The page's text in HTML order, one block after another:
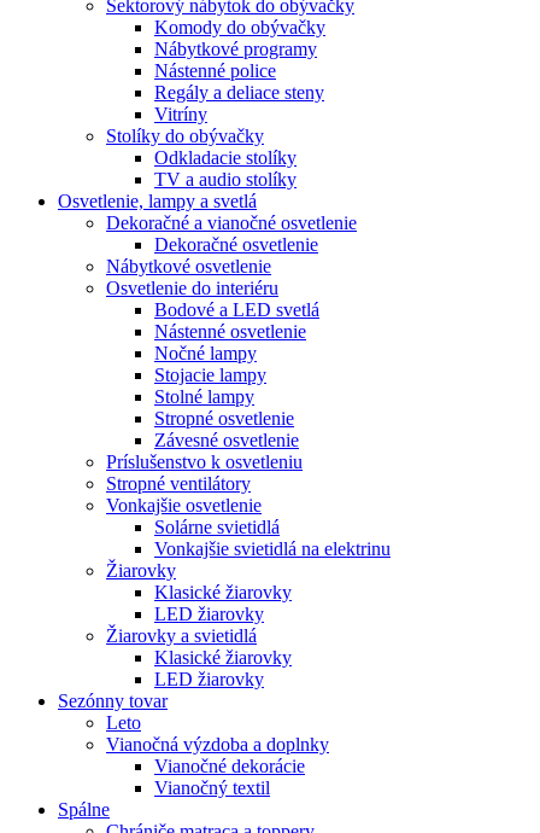
Sektorový nábytok do obývačky
Komody do obývačky
Nábytkové programy
Nástenné police
Regály a deliace steny
Vitríny
Stolíky do obývačky
Odkladacie stolíky
TV a audio stolíky
Osvetlenie, lampy a svetlá
Dekoračné a vianočné osvetlenie
Dekoračné osvetlenie
Nábytkové osvetlenie
Osvetlenie do interiéru
Bodové a LED svetlá
Nástenné osvetlenie
Nočné lampy
Stojacie lampy
Stolné lampy
Stropné osvetlenie
Závesné osvetlenie
Príslušenstvo k osvetleniu
Stropné ventilátory
Vonkajšie osvetlenie
Solárne svietidlá
Vonkajšie svietidlá na elektrinu
Žiarovky
Klasické žiarovky
LED žiarovky
Žiarovky a svietidlá
Klasické žiarovky
LED žiarovky
Sezónny tovar
Leto
Vianočná výzdoba a doplnky
Vianočné dekorácie
Vianočný textil
Spálne